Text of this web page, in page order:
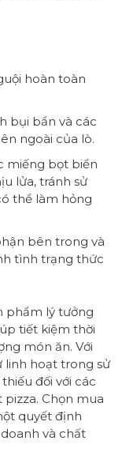
hoàn toàn
bụi bẩn và các
ngoài của lò.
miếng bọt biển
lửa, tránh sử
thể làm hỏng
bên trong và
tình trạng thức
phẩm lý tưởng
tiết kiệm thời
món ăn. Với
linh hoạt trong sử
đối với các
pizza. Chọn mua
quyết định
và chất